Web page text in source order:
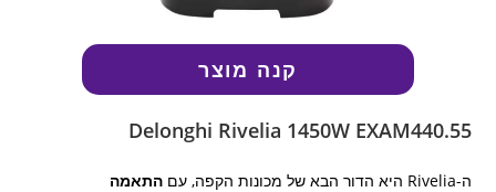
קנה מוצר
Delonghi Rivelia 1450W EXAM440.55
ה-Rivelia היא הדור הבא של מכונות הקפה, עם
התאמה